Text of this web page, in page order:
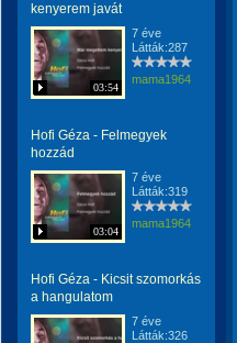
kenyerem javát
03:54
7 éve
Látták:287
mama1964
Hofi Géza - Felmegyek
hozzád
03:04
7 éve
Látták:319
mama1964
Hofi Géza - Kicsit szomorkás
a hangulatom
7 éve
Látták:326